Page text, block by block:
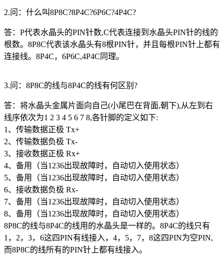
2.问：什么叫8P8C?8P4C?6P6C?4P4C?
答：P代表水晶头的PIN针数,C代表连接到水晶头PIN针的线的
根数。8P8C代表该水晶头有8根PIN针，并且每根PIN针上都有
连接线。8P4C，6P6C,4P4C同理。
3.问：8P8C的线与8P4C的线有何区别?
答：将水晶头金属片面向自己(小尾巴在背面,朝下),从左到右
线序依次为1 2 3 4 5 6 7 8,各针脚的定义如下:
1、传输数据正极 Tx+
2、传输数据负极 Tx-
3、接收数据正极 Rx+
4、备用（当1236出现故障时，自动切入使用状态）
5、备用（当1236出现故障时，自动切入使用状态）
6、接收数据负极 Rx-
7、备用（当1236出现故障时，自动切入使用状态）
8、备用（当1236出现故障时，自动切入使用状态）
8P8C的线与8P4C的线用的水晶头是一样的。8P4C的线只有
1，2，3，6这四PIN有线接入，4，5，7，8这四PIN为空PIN,
而8P8C的线所有的PIN针上都有线接入。